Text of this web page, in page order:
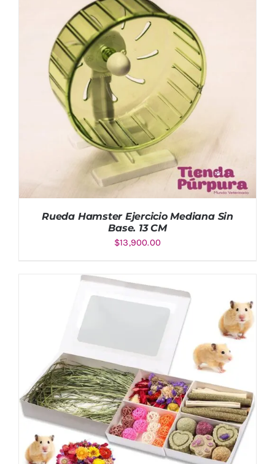
AÑADIR AL CARRITO DETALLES
AÑADIR AL CARRITO DETALLES
Rueda Hamster Ejercicio Mediana Sin
Base. 13 CM
$13,900.00